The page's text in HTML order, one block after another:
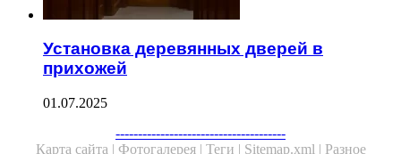
Установка деревянных дверей в
прихожей
01.07.2025
--------------------------------------
Карта сайта | Фотогалерея | Теги | Sitemap.xml | Разное